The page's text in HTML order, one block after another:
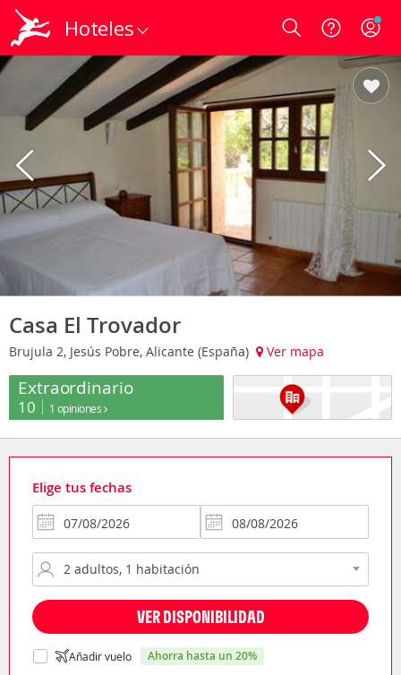
Hoteles Login
Casa El Trovador
Brujula 2, Jesús Pobre, Alicante (España) Ver mapa
Extraordinario
10 1 opiniones
Elige tus fechas
VER DISPONIBILIDAD
Añadir vuelo ahorra hasta un 20%